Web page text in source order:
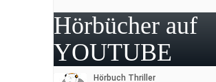
Hörbücher auf
YOUTUBE